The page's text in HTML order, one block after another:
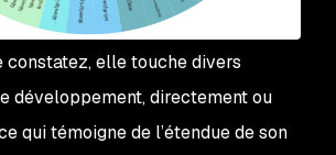
constatez, elle touche divers
développement, directement ou
qui témoigne de l’étendue de son